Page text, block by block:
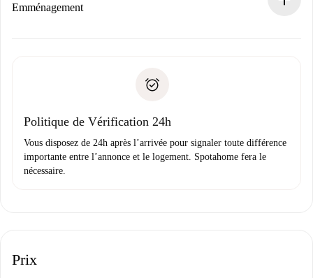
Si refusé : aucun prélèvement et nous vous proposerons
Justificatif de solvabilité
Emménagement
uniquement si aucun problème n'est signalé.
Politique de Vérification 24h
Vous disposez de 24h après l’arrivée pour signaler toute différence
importante entre l’annonce et le logement. Spotahome fera le
nécessaire.
Prix